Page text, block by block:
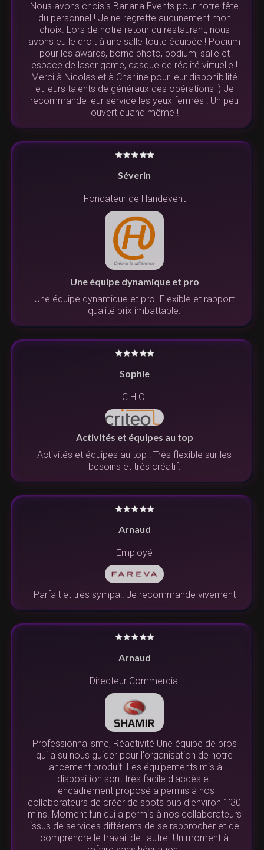
Nous avons choisis Banana Events pour notre fête
du personnel ! Je ne regrette aucunement mon
choix. Lors de notre retour du restaurant, nous
avons eu le droit à une salle toute équipée ! Podium
pour les awards, borne photo, podium, salle et
espace de laser game, casque de réalité virtuelle !
Merci à Nicolas et à Charline pour leur disponibilité
et leurs talents de généraux des opérations :) Je
recommande leur service les yeux fermés ! Un peu
ouvert quand même !
Séverin
Fondateur de Handevent
Une équipe dynamique et pro
Une équipe dynamique et pro. Flexible et rapport
qualité prix imbattable.
Sophie
C.H.O.
Activités et équipes au top
Activités et équipes au top ! Très flexible sur les
besoins et très créatif.
Arnaud
Employé
Parfait et très sympa!! Je recommande vivement
Arnaud
Directeur Commercial
Professionnalisme, Réactivité Une équipe de pros
qui a su nous guider pour l'organisation de notre
lancement produit. Les équipements mis à
disposition sont très facile d'accès et
l'encadrement proposé a permis à nos
collaborateurs de créer de spots pub d'environ 1'30
mins. Moment fun qui a permis à nos collaborateurs
issus de services différents de se rapprocher et de
comprendre le travail de l'autre. Un moment à